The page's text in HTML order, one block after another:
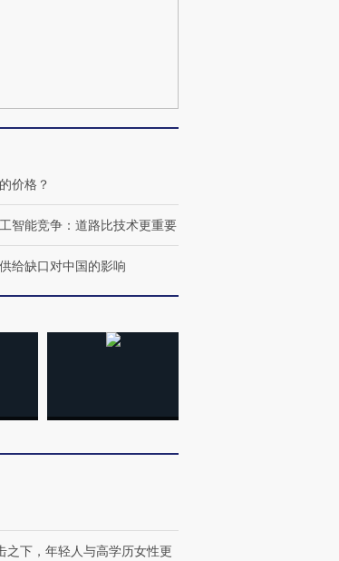
视线｜HYROX的吸金
价格？
智能竞争：道路比技术更重要
给缺口对中国的影响
之下，年轻人与高学历女性更